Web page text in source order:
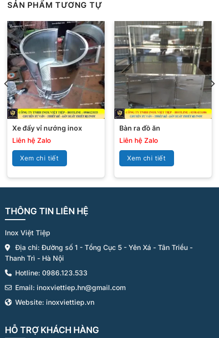
SẢN PHẨM TƯƠNG TỰ
Xe đẩy vỉ nướng inox
Liên hệ Zalo
Xem chi tiết
Bàn ra đồ ăn
Liên hệ Zalo
Xem chi tiết
THÔNG TIN LIÊN HỆ
Inox Việt Tiệp
Địa chỉ: Đường số 1 - Tổng Cục 5 - Yên Xá - Tân Triều -
Thanh Trì - Hà Nội
Hotline: 0986.123.533
Email: inoxviettiep.hn@gmail.com
Website: inoxviettiep.vn
HỖ TRỢ KHÁCH HÀNG